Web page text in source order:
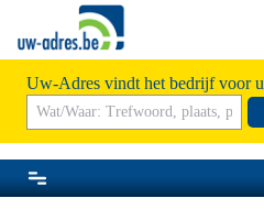
Uw-Adres vindt het bedrijf voor u